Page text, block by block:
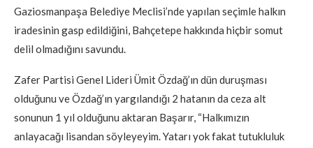
Gaziosmanpaşa Belediye Meclisi’nde yapılan seçimle halkın
iradesinin gasp edildiğini, Bahçetepe hakkında hiçbir somut
delil olmadığını savundu.
Zafer Partisi Genel Lideri Ümit Özdağ’ın dün duruşması
olduğunu ve Özdağ’ın yargılandığı 2 hatanın da ceza alt
sonunun 1 yıl olduğunu aktaran Başarır, “Halkımızın
anlayacağı lisandan söyleyeyim. Yatarı yok fakat tutukluluk